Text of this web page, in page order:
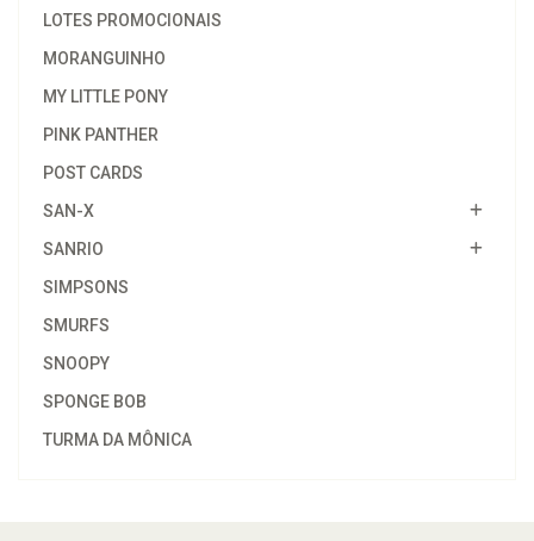
LOTES PROMOCIONAIS
MORANGUINHO
MY LITTLE PONY
PINK PANTHER
POST CARDS
SAN-X
SANRIO
SIMPSONS
SMURFS
SNOOPY
SPONGE BOB
TURMA DA MÔNICA